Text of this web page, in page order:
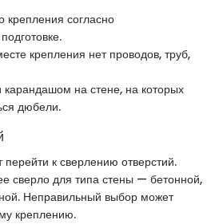
крепления согласно
крепления нет проводов, труб,
карандашом на стене, на которых
дюбели.
перейти к сверлению отверстий.
сверло для типа стены — бетонной,
Неправильный выбор может
креплению.